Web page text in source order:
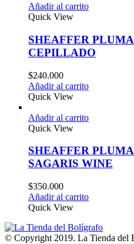
Añadir al carrito
Quick View
SHEAFFER
CEPILLADO
$240.000
Añadir al carrito
Quick View
Añadir al carrito
Quick View
SHEAFFER
SAGARIS WINE
$350.000
Añadir al carrito
Quick View
© Copyright 2019. La Tienda del